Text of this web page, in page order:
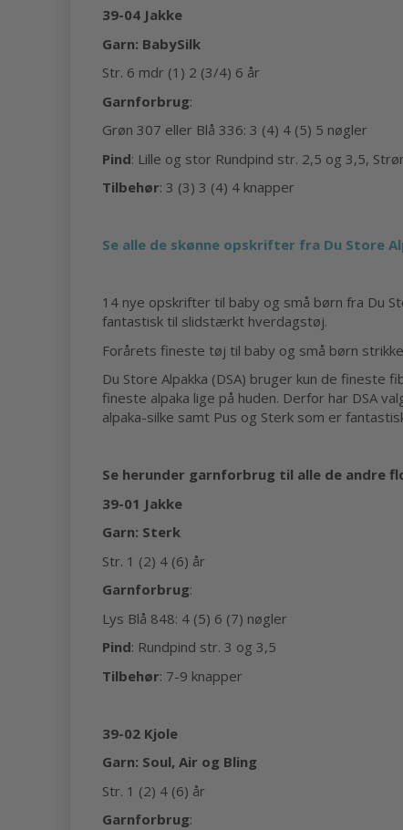
39-04 Jakke
Garn: BabySilk
Str. 6 mdr (1) 2 (3/4) 6 år
Garnforbrug:
Grøn 307 eller Blå 336: 3 (4) 4 (5) 5 nøgler
Pind: Lille og stor Rundpind str. 2,5 og 3,5,
Tilbehør: 3 (3) 3 (4) 4 knapper
Se alle de skønne opskrifter fra Du Store
14 nye opskrifter til baby og små børn fra Du
fantastisk til slidstærkt hverdagstøj.
Forårets fineste tøj til baby og små børn
Du Store Alpakka (DSA) bruger kun de
fineste alpaka lige på huden. Derfor har DSA
alpaka-silke samt Pus og Sterk som er
Se herunder garnforbrug til alle de andre
39-01 Jakke
Garn: Sterk
Str. 1 (2) 4 (6) år
Garnforbrug:
Lys Blå 848: 4 (5) 6 (7) nøgler
Pind: Rundpind str. 3 og 3,5
Tilbehør: 7-9 knapper
39-02 Kjole
Garn: Soul, Air og Bling
Str. 1 (2) 4 (6) år
Garnforbrug: